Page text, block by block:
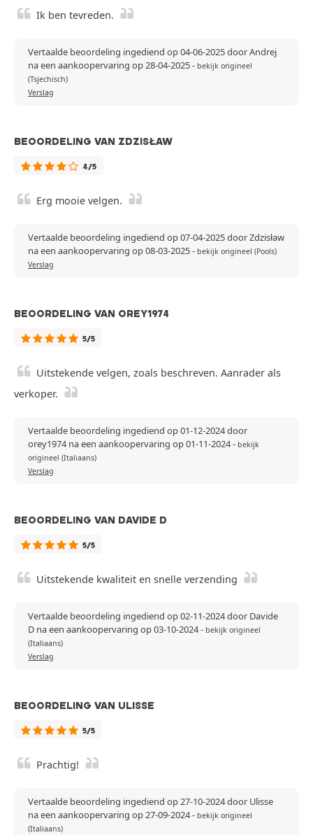
Ik ben tevreden.
Vertaalde beoordeling ingediend op 04-06-2025 door Andrej
na een aankoopervaring op 28-04-2025- bekijk origineel
(Tsjechisch)
Verslag
BEOORDELING VAN ZDZISŁAW
4/5
Erg mooie velgen.
Vertaalde beoordeling ingediend op 07-04-2025 door Zdzisław
na een aankoopervaring op 08-03-2025- bekijk origineel (Pools)
Verslag
BEOORDELING VAN OREY1974
5/5
Uitstekende velgen, zoals beschreven. Aanrader als
verkoper.
Vertaalde beoordeling ingediend op 01-12-2024 door
orey1974 na een aankoopervaring op 01-11-2024- bekijk
origineel (Italiaans)
Verslag
BEOORDELING VAN DAVIDE D
5/5
Uitstekende kwaliteit en snelle verzending
Vertaalde beoordeling ingediend op 02-11-2024 door Davide
D na een aankoopervaring op 03-10-2024- bekijk origineel
(Italiaans)
Verslag
BEOORDELING VAN ULISSE
5/5
Prachtig!
Vertaalde beoordeling ingediend op 27-10-2024 door Ulisse
na een aankoopervaring op 27-09-2024- bekijk origineel
(Italiaans)